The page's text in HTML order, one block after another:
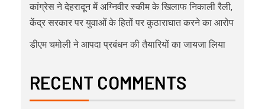
कांग्रेस ने देहरादून में अग्निवीर स्कीम के खिलाफ निकाली रैली,
केंद्र सरकार पर युवाओं के हितों पर कुठाराघात करने का आरोप
डीएम चमोली ने आपदा प्रबंधन की तैयारियों का जायजा लिया
RECENT COMMENTS